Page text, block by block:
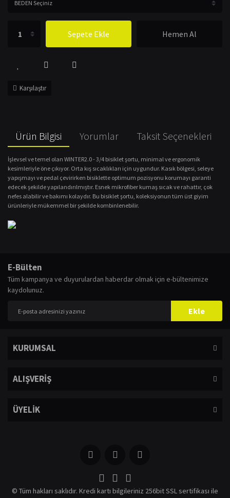
Sepete Ekle Hemen Al
Karşılaştır
Ürün Bilgisi Yorumlar Taksit Seçenekleri
İşlevsel ve temel olan WINTER2.0 - 3/4 bisiklet şortu, minimal ve ergonomik
kesimleriyle öne çıkıyor. Orta kış sıcaklıkları için uygundur. Kasık bölgesi, seleye
yapışmayı ve pedal çevirirken bisiklette optimum pozisyonu korumayı garanti
edecek şekilde yapılandırılmıştır. Esnek mikrofiber kumaş sıcak ve rahattır, çok
nefes alabilir ve bakımı kolaydır. Bu bisiklet şortu, koleksiyonun tüm üst giyim
ürünleriyle mükemmel bir şekilde kombinlenebilir.
iletebilirsiniz.
Görüş ve önerileriniz için teşekkür ederiz.
Ürün fiyatı diğer sitelerden daha pahalı.
E-Bülten
Tüm kampanya ve duyurulardan haberdar olmak için e-bültenimize
kaydolunuz.
Ekle
KURUMSAL
ALIŞVERİŞ
ÜYELİK
© Tüm hakları saklıdır. Kredi kartı bilgileriniz 256bit SSL sertifikası ile